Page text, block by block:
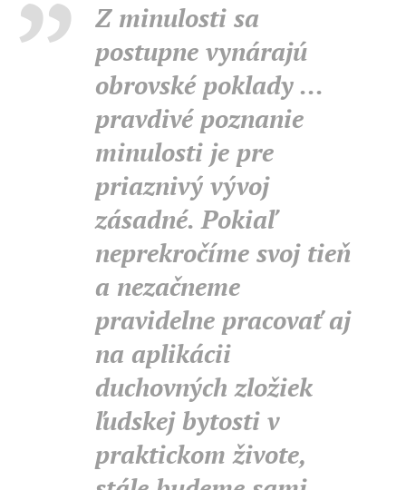
Z minulosti sa
postupne vynárajú
obrovské poklady ...
pravdivé poznanie
minulosti je pre
priaznivý vývoj
zásadné. Pokiaľ
neprekročíme svoj tieň
a nezačneme
pravidelne pracovať aj
na aplikácii
duchovných zložiek
ľudskej bytosti v
praktickom živote,